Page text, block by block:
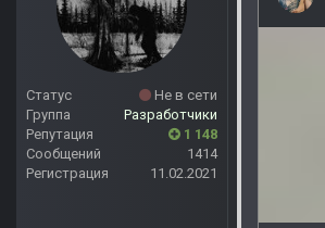
Статус
Не в сети
Группа
Разработчики
Репутация
1 148
Сообщений
1414
Регистрация
11.02.2021